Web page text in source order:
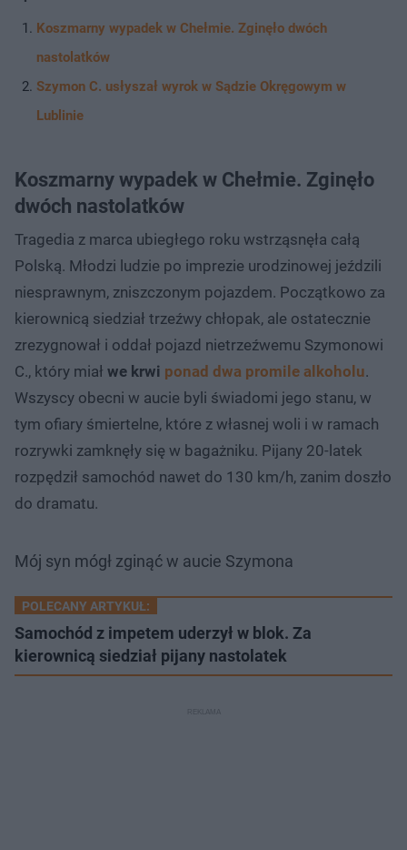
Koszmarny wypadek w Chełmie. Zginęło dwóch
nastolatków
Szymon C. usłyszał wyrok w Sądzie Okręgowym w
Lublinie
Koszmarny wypadek w Chełmie. Zginęło
dwóch nastolatków
Tragedia z marca ubiegłego roku wstrząsnęła całą
Polską. Młodzi ludzie po imprezie urodzinowej jeździli
niesprawnym, zniszczonym pojazdem. Początkowo za
kierownicą siedział trzeźwy chłopak, ale ostatecznie
zrezygnował i oddał pojazd nietrzeźwemu Szymonowi
C., który miał we krwi ponad dwa promile alkoholu.
Wszyscy obecni w aucie byli świadomi jego stanu, w
tym ofiary śmiertelne, które z własnej woli i w ramach
rozrywki zamknęły się w bagażniku. Pijany 20-latek
rozpędził samochód nawet do 130 km/h, zanim doszło
do dramatu.
Mój syn mógł zginąć w aucie Szymona
POLECANY ARTYKUŁ:
Samochód z impetem uderzył w blok. Za
kierownicą siedział pijany nastolatek